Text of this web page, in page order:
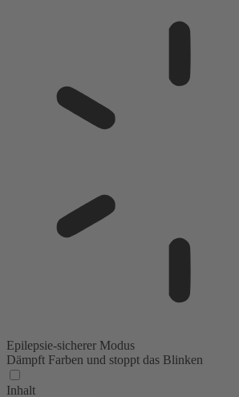
Epilepsie-sicherer Modus
Dämpft Farben und stoppt das Blinken
Inhalt